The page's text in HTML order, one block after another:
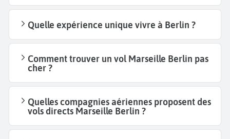
Quelle expérience unique vivre à Berlin ?
Comment trouver un vol Marseille Berlin pas
cher ?
Quelles compagnies aériennes proposent des
vols directs Marseille Berlin ?